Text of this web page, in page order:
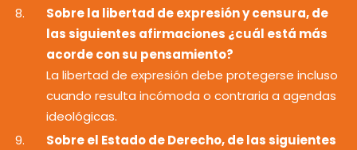
Sobre la libertad de expresión y censura, de
las siguientes afirmaciones ¿cuál está más
acorde con su pensamiento?
La libertad de expresión debe protegerse incluso
cuando resulta incómoda o contraria a agendas
ideológicas.
Sobre el Estado de Derecho, de las siguientes